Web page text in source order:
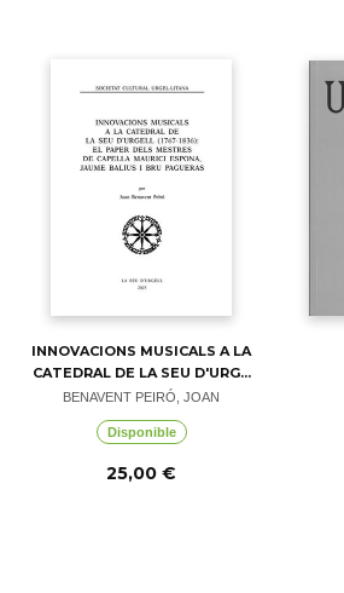
INNOVACIONS MUSICALS A LA
CATEDRAL DE LA SEU D'URG...
BENAVENT PEIRÓ, JOAN
Disponible
25,00 €